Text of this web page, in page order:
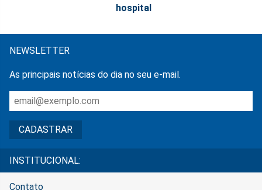
hospital
NEWSLETTER
As principais notícias do dia no seu e-mail.
INSTITUCIONAL:
Contato